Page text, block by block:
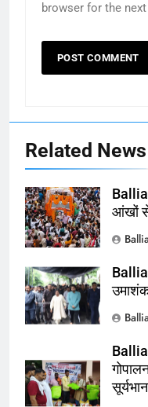
164
165
browser for the
Related News
Ballia
आंखों से